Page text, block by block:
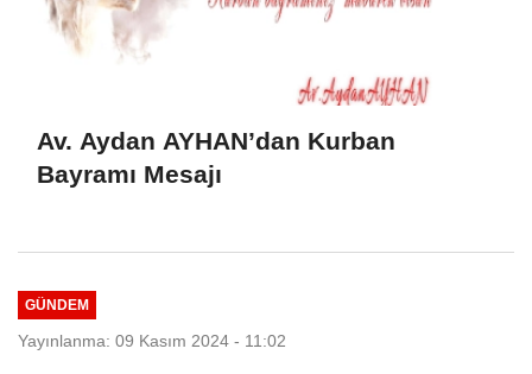
Av. Aydan AYHAN’dan Kurban
Bayramı Mesajı
GÜNDEM
Yayınlanma: 09 Kasım 2024 - 11:02